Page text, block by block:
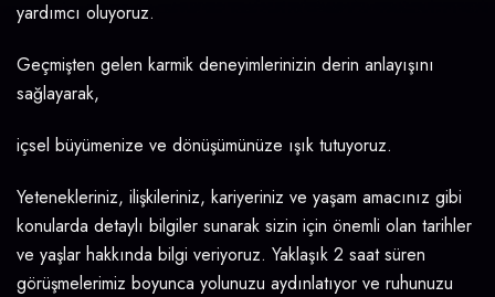
yardımcı oluyoruz.
Geçmişten gelen karmik deneyimlerinizin derin anlayışını
sağlayarak,
içsel büyümenize ve dönüşümünüze ışık tutuyoruz.
Yetenekleriniz, ilişkileriniz, kariyeriniz ve yaşam amacınız gibi
konularda detaylı bilgiler sunarak sizin için önemli olan tarihler
ve yaşlar hakkında bilgi veriyoruz. Yaklaşık 2 saat süren
görüşmelerimiz boyunca yolunuzu aydınlatıyor ve ruhunuzu